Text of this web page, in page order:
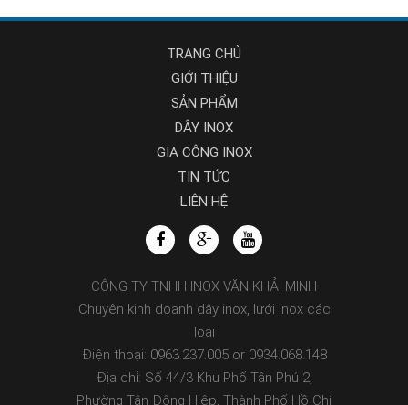
TRANG CHỦ
GIỚI THIỆU
SẢN PHẨM
DÂY INOX
GIA CÔNG INOX
TIN TỨC
LIÊN HỆ
CÔNG TY TNHH INOX VĂN KHẢI MINH
Chuyên kinh doanh dây inox, lưới inox các
loại
Điện thoại: 0963.237.005 or 0934.068.148
Địa chỉ: Số 44/3 Khu Phố Tân Phú 2,
Phường Tân Đông Hiệp, Thành Phố Hồ Chí